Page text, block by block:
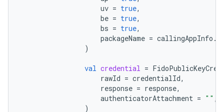
uv = true,
be = true,
bs = true,
packageName = callingAppInfo .
)
val credential =
rawId = credentialId,
response = response,
authenticatorAttachment = "" ,
)